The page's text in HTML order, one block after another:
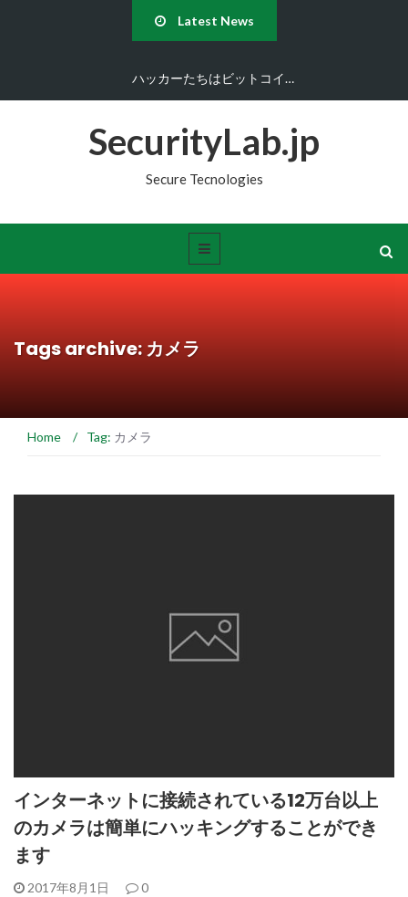
Latest News
ハッカーたちはビットコイ…
SecurityLab.jp
Secure Tecnologies
Tags archive: カメラ
Home / Tag: カメラ
インターネットに接続されている12万台以上
のカメラは簡単にハッキングすることができ
ます
2017年8月1日 0